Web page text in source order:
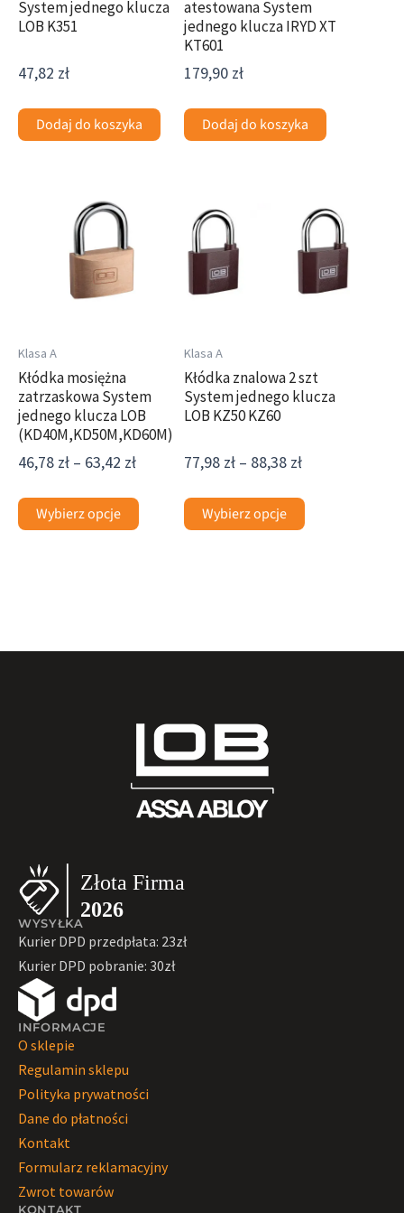
System jednego klucza
LOB K351
47,82 zł
Dodaj do koszyka
atestowana System
jednego klucza IRYD XT
KT601
179,90 zł
Dodaj do koszyka
Klasa A
Kłódka mosiężna
zatrzaskowa System
jednego klucza LOB
(KD40M,KD50M,KD60M)
46,78 zł – 63,42 zł
Wybierz opcje
wariantów.
wybrać
na
stronie
produktu
Klasa A
Kłódka znalowa 2 szt
System jednego klucza
LOB KZ50 KZ60
77,98 zł – 88,38 zł
od
77,98 zł
do
88,38 zł
Wybierz opcje
ma
wiele
wariantów.
Opcje
wybrać
na
stronie
produktu
WYSYŁKA
Kurier DPD przedpłata: 23zł
Kurier DPD pobranie: 30zł
INFORMACJE
O sklepie
Regulamin sklepu
Polityka prywatności
Dane do płatności
Kontakt
Formularz reklamacyjny
Zwrot towarów
KONTAKT